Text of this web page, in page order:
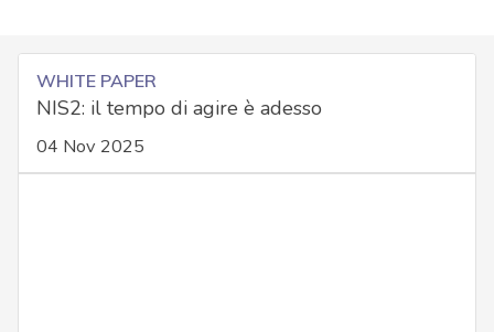
WHITE PAPER
NIS2: il tempo di agire è adesso
04 Nov 2025